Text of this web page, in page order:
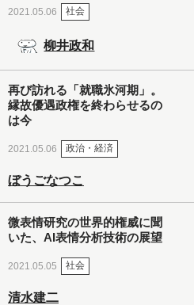
2021.05.06 社会
柳井政和
再び訪れる「就職氷河期」。
縁故優遇政権を終わらせるの
は今
2021.05.06 政治・経済
ぼうごなつこ
微表情研究の世界的権威に聞
いた、AI表情分析技術の展望
2021.05.05 社会
清水建二